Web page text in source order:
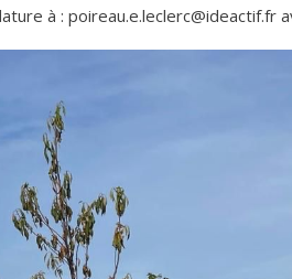
à : poireau.e.leclerc@ideactif.fr